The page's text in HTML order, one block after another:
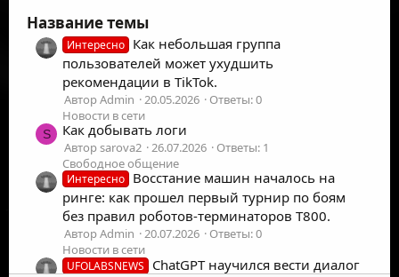
Название темы
Интересно Как небольшая группа
пользователей может ухудшить
рекомендации в TikTok.
Автор Admin 20.05.2026
Ответы: 0
Новости в сети
S Как добывать логи
Автор sarova2 26.07.2026
Ответы: 1
Свободное общение
Интересно Восстание машин началось на
ринге: как прошел первый турнир по боям
без правил роботов-терминаторов T800.
Автор Admin 20.07.2026
Ответы: 0
Новости в сети
UFOLABSNEWS
ChatGPT научился вести диалог